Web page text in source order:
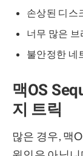
손상된 디스
너무 많은 브
불안정한 네
맥OS
지 트릭
많은 경우, 맥